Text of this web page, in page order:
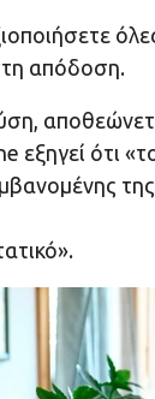
απόδοση.
ότι
της